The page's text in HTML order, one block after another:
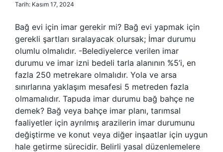
Tarih: Kasım 17, 2024
Bağ evi için imar gerekir mi? Bağ evi yapmak için
gerekli şartları sıralayacak olursak; İmar durumu
olumlu olmalıdır. -Belediyelerce verilen imar
durumu ve imar izni bedeli tarla alanının %5’i, en
fazla 250 metrekare olmalıdır. Yola ve arsa
sınırlarına yaklaşım mesafesi 5 metreden fazla
olmamalıdır. Tapuda imar durumu bağ bahçe ne
demek? Bağ veya bahçe imar planı, tarımsal
faaliyetler için ayrılmış arazilerin imar durumunu
değiştirme ve konut veya diğer inşaatlar için uygun
hale getirme sürecidir. Belirli yasal düzenlemelere